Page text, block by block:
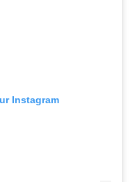
Instagram